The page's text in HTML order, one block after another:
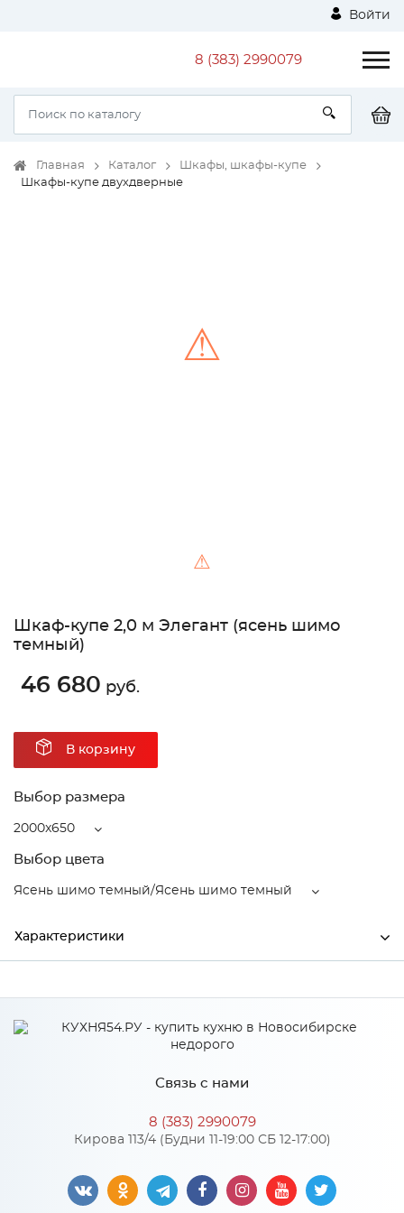
Войти
8 (383) 2990079
Главная Каталог
Шкафы, шкафы-купе
Шкафы-купе двухдверные
⚠
⚠
Шкаф-купе 2,0 м Элегант (ясень шимо
темный)
46 680 руб.
В корзину
Выбор размера
2000x650
Выбор цвета
Ясень шимо темный/Ясень шимо темный
Характеристики
Высота 2200
Ясень шимо темный/Ясень
Материал ЛДСП
Связь с нами
8 (383) 2990079
Кирова 113/4 (Будни 11-19:00 СБ 12-17:00)